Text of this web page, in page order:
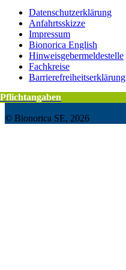
Datenschutzerklärung
Anfahrtsskizze
Impressum
Bionorica English
Hinweisgebermeldestelle
Fachkreise
Barrierefreiheitserklärung
Pflichtangaben
Pflichtangaben
© Bionorica SE, 2026